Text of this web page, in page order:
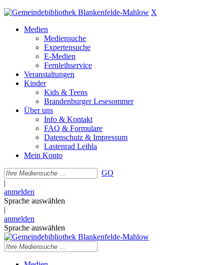
X
Medien
Mediensuche
Expertensuche
E-Medien
Fernleihservice
Veranstaltungen
Kinder
Kids & Teens
Brandenburger Lesesommer
Über uns
Info & Kontakt
FAQ & Formulare
Datenschutz & Impressum
Lastenrad Leihla
Mein Konto
GO
|
anmelden
Sprache auswählen
|
anmelden
Sprache auswählen